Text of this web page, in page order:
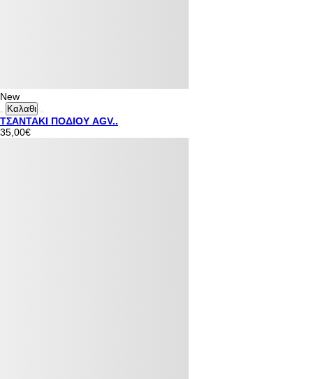
New
Καλαθι
ΤΣΑΝΤΑΚΙ ΠΟΔΙΟΥ AGV..
35,00€